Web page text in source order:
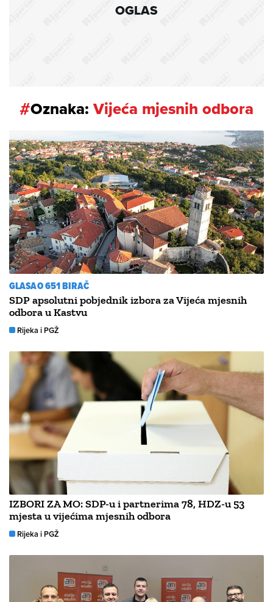
OGLAS
#Oznaka:Vijeća mjesnih odbora
GLASAO 651 BIRAČ
SDP apsolutni pobjednik izbora za Vijeća mjesnih
odbora u Kastvu
Rijeka i PGŽ
IZBORI ZA MO: SDP-u i partnerima 78, HDZ-u 53
mjesta u vijećima mjesnih odbora
Rijeka i PGŽ